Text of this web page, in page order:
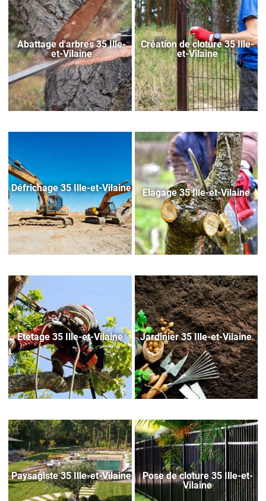
Abattage d'arbres 35 Ille-
et-Vilaine
Création de cloture 35 Ille-
et-Vilaine
Défrichage 35 Ille-et-Vilaine Elagage 35 Ille-et-Vilaine
Etetage 35 Ille-et-Vilaine Jardinier 35 Ille-et-Vilaine
Paysagiste 35 Ille-et-Vilaine
Pose de cloture 35 Ille-et-
Vilaine